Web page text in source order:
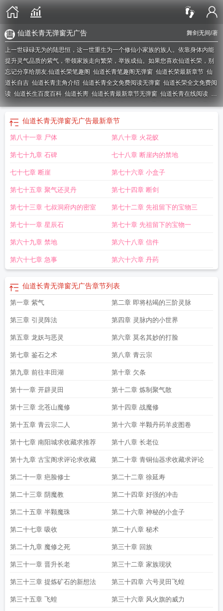
舞剑无间/著
仙道长青无弹窗无广告
上一世碌碌无为的陆思恒，这一世重生为一个修仙小家族的族人。依靠身体内能
提升灵气品质的紫气，带领家族走向繁荣，举族成仙。如果您喜欢仙道长荣，别
忘记分享给朋友.仙道长荣笔趣阁 仙道长青笔趣阁无弹窗 仙道长荣最新章节 仙
道长自吉 仙道长青主角介绍 仙道长青全文免费阅读无弹窗 仙道长荣全文免费阅
读 仙道长生百度百科 仙道长靑 仙道长青最新章节无弹窗 仙道长青在线阅读 仙
道长青全文仙道长青介绍仙道长生免费阅读仙道长途男主容陌仙道长青最新
仙道长青顶点网 仙道长荣 舞剑无间
作者
费全文阅读
仙道长青无弹窗无广告最新章节
第八十一章 尸体 第八十章 火花蚁
第七十九章 石碑 七十八章 断崖内的禁地
七十七章 断崖 第七十六章 小盒子
第七十五章 聚气还灵丹 第七十四章 断剑
第七十三章 七叔洞府内的密室 第七十二章 先祖留下的宝物三
第七十一章 星辰石 第七十章 先祖留下的宝物一
第六十九章 禁地 第六十八章 信件
第六十七章 急事 第六十六章 丹药
仙道长青无弹窗无广告章节列表
第一章 紫气 第二章 即将枯竭的三阶灵脉
第三章 引灵阵法 第四章 灵脉内的小世界
第五章 龙妖与恶灵 第六章 莫名其妙的打脸
第七章 鉴石之术 第八章 青云宗
第九章 前往丰田湖 第十章 欠条
第十一章 开辟灵田 第十二章 炼制聚气散
第十三章 北苍山魔修 第十四章 战魔修
第十五章 青云宗二人 第十六章 半颗丹药羊皮图卷
第十七章 南阳城求收藏求推荐 第十八章 长老位
第十九章 古宝阁求评论求收藏 第二十章 青铜仙器求收藏求评论
第二十一章 疤脸修士 第二十二章 徐延寿
第二十三章 阴魔教 第二十四章 好强的冲击
第二十五章 半颗魔珠 第二十六章 神秘的小盒子
第二十七章 吸收 第二十八章 秘术
第二十九章 魔修之死 第三十章 回族
第三十一章 晋升长老 第三十二章 家族现状
第三十三章 提炼矿石的新想法 第三十四章 六号灵田飞蝗
第三十五章 飞蝗 第三十六章 风火旗的威力